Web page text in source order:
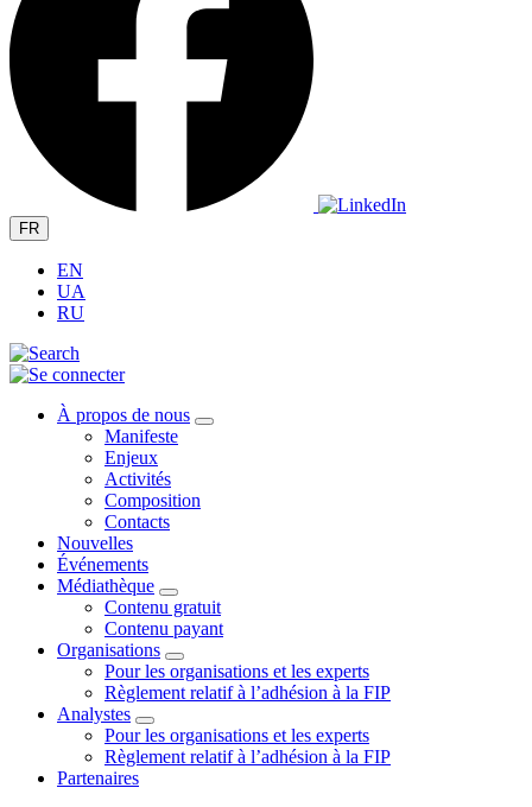
FR
EN
UA
RU
À propos de nous
Manifeste
Enjeux
Activités
Composition
Contacts
Nouvelles
Événements
Médiathèque
Contenu gratuit
Contenu payant
Organisations
Pour les organisations et les experts
Règlement relatif à l’adhésion à la FIP
Analystes
Pour les organisations et les experts
Règlement relatif à l’adhésion à la FIP
Partenaires